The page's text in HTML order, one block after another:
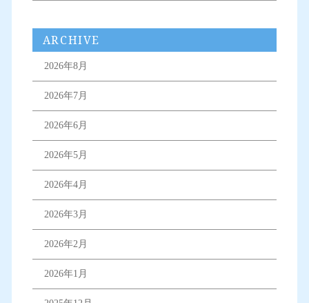
ARCHIVE
2026年8月
2026年7月
2026年6月
2026年5月
2026年4月
2026年3月
2026年2月
2026年1月